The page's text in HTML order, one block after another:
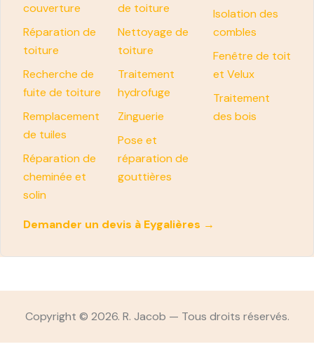
couverture
Réparation de
toiture
Recherche de
fuite de toiture
Remplacement
de tuiles
Réparation de
cheminée et
solin
de toiture
Nettoyage de
toiture
Traitement
hydrofuge
Zinguerie
Pose et
réparation de
gouttières
Isolation des
combles
Fenêtre de toit
et Velux
Traitement
des bois
Demander un devis à Eygalières →
Copyright © 2026. R. Jacob — Tous droits réservés.